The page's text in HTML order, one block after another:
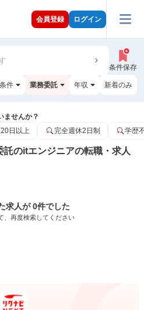
会員登録 ログイン
条件保存
件 業務委託 年収 新着のみ
ませんか？
日以上 完全週休2日制 学歴
のitエンジニアの転職・求人
求人が 0件でした
、再度検索してください